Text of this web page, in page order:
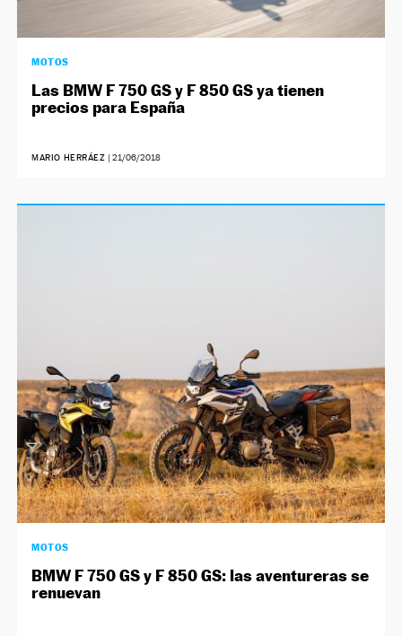
MOTOS
Las BMW F 750 GS y F 850 GS ya tienen
precios para España
MARIO HERRÁEZ | 21/06/2018
MOTOS
BMW F 750 GS y F 850 GS: las aventureras se
renuevan